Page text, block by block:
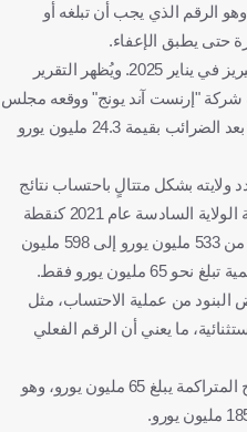
185 مليون يورو، وهو الرقم الذي يجب أن تبلغه أو
حتى يطبق الإعفاء.
وبحسب النادي، بدأت الولاية السابعة لبيريز في يناير 2025. ويُظهر التقرير
2025، الذي أعدته شركة "إرنست آند يونج" ووقعه مجلس
الإدارة في 17 يوليو 2025، تحقيق أرباح بعد الضرائب بقيمة 24.3 مليون يورو
ولايته بشكل متتالٍ باحتساب نتائج
الفترات السابقة أيضًا. وإذا اعتُمدت بداية الولاية السادسة عام 2021 كنقطة
مرجعية، فإن صافي أصول النادي ارتفع من 533 مليون يورو إلى 598 مليون
البنود من عملية الاحتساب، مثل
ما يعني أن الرقم الفعلي
وبالتالي، فإن أقصى تقدير ممكن للأرباح المتراكمة يبلغ 65 مليون يورو، وهو